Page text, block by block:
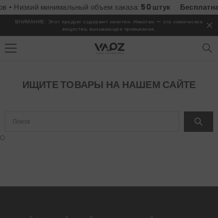
• Низкий минимальный объем заказа:50 штук
ВНИМАНИЕ: Этот продукт содержит никотин. Никотин — это химическое
вещество, вызывающее привыкание.
ИЩИТЕ ТОВАРЫ НА НАШЕМ САЙТЕ